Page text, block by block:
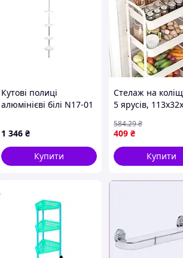
Кутові полиці
алюмінієві білі N17-01
1 346 ₴
Купити
Стелаж на
5 ярусів,
ванну / Полиця
коліщатках /
на коліщатках
409 ₴
584.29₴
Купити